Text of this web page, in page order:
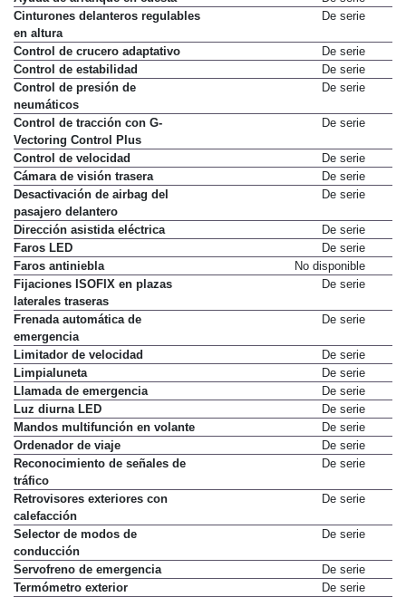
Cinturones delanteros regulables
en altura
De serie
Control de crucero adaptativo
De serie
Control de estabilidad
De serie
Control de presión de
neumáticos
De serie
Control de tracción con G-
Vectoring Control Plus
De serie
Control de velocidad
De serie
Cámara de visión trasera
De serie
Desactivación de airbag del
pasajero delantero
De serie
Dirección asistida eléctrica
De serie
Faros LED
De serie
Faros antiniebla
No disponible
Fijaciones ISOFIX en plazas
laterales traseras
De serie
Frenada automática de
emergencia
De serie
Limitador de velocidad
De serie
Limpialuneta
De serie
Llamada de emergencia
De serie
Luz diurna LED
De serie
Mandos multifunción en volante
De serie
Ordenador de viaje
De serie
Reconocimiento de señales de
tráfico
De serie
Retrovisores exteriores con
calefacción
De serie
Selector de modos de
conducción
De serie
Servofreno de emergencia
De serie
Termómetro exterior
De serie